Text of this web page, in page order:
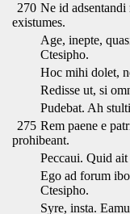
270 Ne id adsentandi
existumes.
Age, inepte,
Ctesipho.
Hoc mihi dolet,
Redisse ut, si
Pudebat. Ah
275 Rem paene e
prohibeant.
Peccaui. Quid
Ego ad forum
Ctesipho.
Syre, insta.